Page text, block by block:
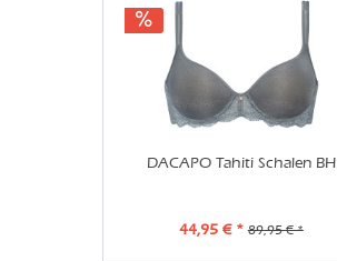
DACAPO Tahiti Schalen BH
44,95 € * 89,95 € *